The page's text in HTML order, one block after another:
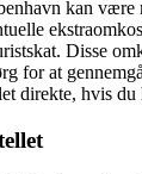
kan være
Disse
for at
direkte, hvis du